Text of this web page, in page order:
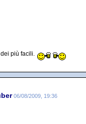
più facili.
06/08/2009, 19:36